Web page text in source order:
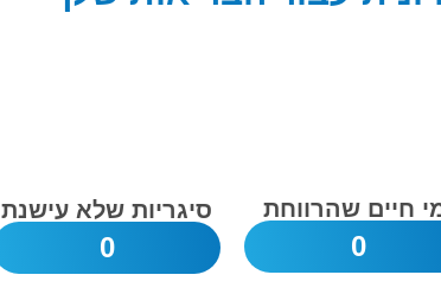
חיים שהרווחת
0
סיגריות שלא עישנת
0